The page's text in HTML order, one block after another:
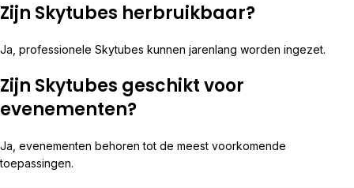
Zijn Skytubes herbruikbaar?
Ja, professionele Skytubes kunnen jarenlang worden ingezet.
Zijn Skytubes geschikt voor
evenementen?
Ja, evenementen behoren tot de meest voorkomende
toepassingen.